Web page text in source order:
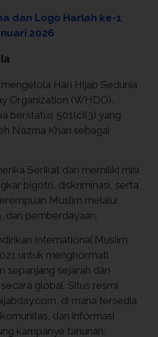
dan Logo Harlah ke-1
2026
Hari Hijab Sedunia
Organization (WHDO),
berstatus 501(c)(3) yang
Nazma Khan sebagai
Serikat dan memiliki misi
bigotri, diskriminasi, serta
Muslim melalui
dan pemberdayaan.
International Muslim
untuk menghormati
sepanjang sejarah dan
global. Situs resmi
di mana tersedia
dan informasi
kampanye tahunan.